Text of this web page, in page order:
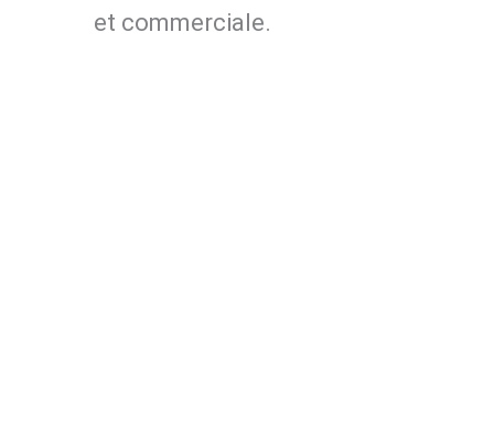
et commerciale.